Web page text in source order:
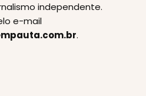
independente.
e-mail
.